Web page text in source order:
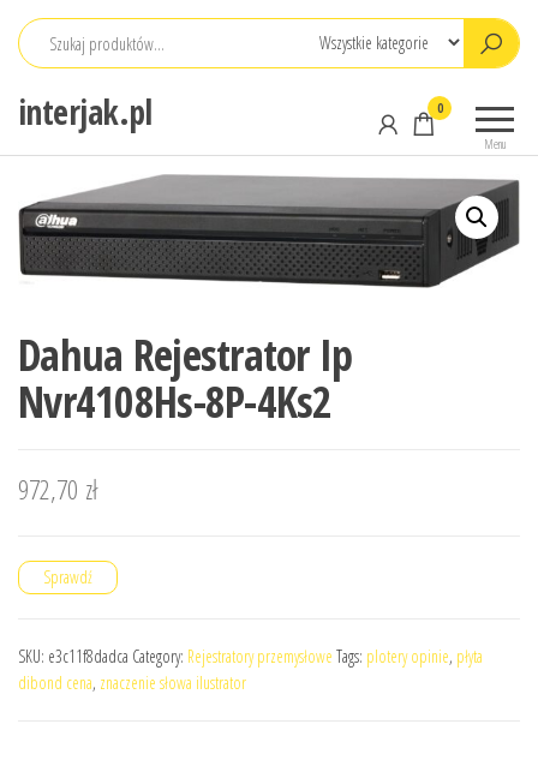
Przejdź
interjak.pl
Menu
0
Dahua Rejestrator Ip
Nvr4108Hs-8P-4Ks2
972,70 zł
Sprawdź
SKU: e3c11f8dadca Category: Rejestratory przemysłowe Tags: plotery opinie, płyta
dibond cena, znaczenie słowa ilustrator